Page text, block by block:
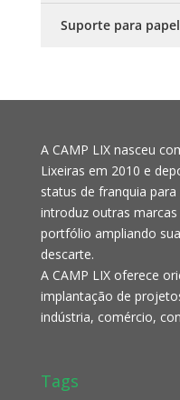
Suporte para papel
A CAMP LIX nasceu
Lixeiras em 2010 e
status de franquia
introduz outras
portfólio ampliando
descarte.
A CAMP LIX oferece
implantação de
indústria, comércio,
Tags